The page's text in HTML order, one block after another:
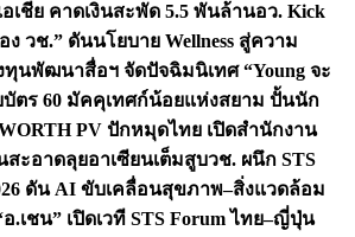
เชีย คาดเงินสะพัด 5.5 พันล้านอว. Kick
ง วช.” ดันนโยบาย Wellness สู่ความ
ทุนพัฒนาสื่อฯ จัดปัจฉิมนิเทศ “Young จะ
บัตร 60 มัคคุเทศก์น้อยแห่งสยาม ปั้นนัก
PV ปักหมุดไทย เปิดสำนักงาน
ะอาดลุยอาเซียนเต็มสูบวช. ผนึก STS
ดัน AI ขับเคลื่อนสุขภาพ–สิ่งแวดล้อม
อ.เชน” เปิดเวที STS Forum ไทย–ญี่ปุ่น